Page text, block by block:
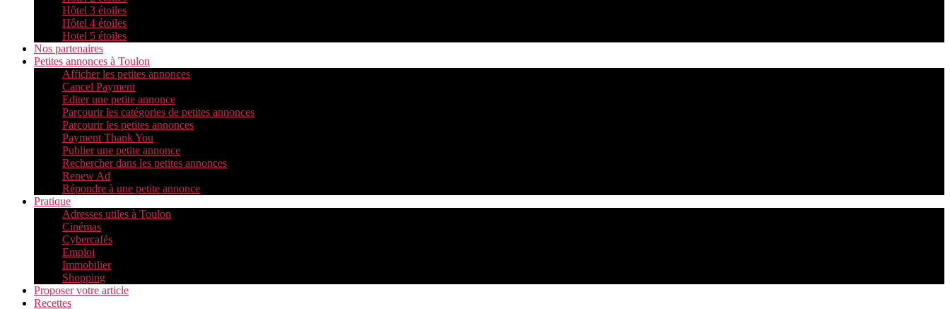
Hôtel 3 étoiles
Hôtel 4 étoiles
Hotel 5 étoiles
Nos partenaires
Petites annonces à Toulon
Afficher les petites annonces
Cancel Payment
Editer une petite annonce
Parcourir les catégories de petites annonces
Parcourir les petites annonces
Payment Thank You
Publier une petite annonce
Rechercher dans les petites annonces
Renew Ad
Répondre à une petite annonce
Pratique
Adresses utiles à Toulon
Cinémas
Cybercafés
Emploi
Immobilier
Shopping
Proposer votre article
Recettes